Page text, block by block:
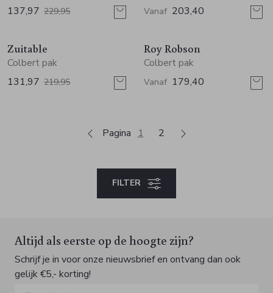
137,97 229,95 Vanaf 203,40
Sale
Zuitable
Colbert pak
131,97 219,95
Sale
Roy Robson
Colbert pak
Vanaf 179,40
Pagina 1 2
FILTER
Altijd als eerste op de hoogte zijn?
Schrijf je in voor onze nieuwsbrief en ontvang dan ook
gelijk €5,- korting!